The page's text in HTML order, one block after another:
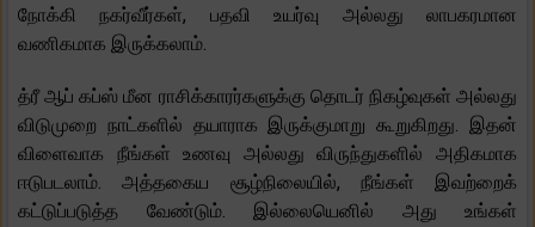
நோக்கி நகர்வீர்கள், பதவி உயர்வு அல்லது லாபகரமான
வணிகமாக இருக்கலாம்.
த்ரீ ஆப் கப்ஸ் மீன ராசிக்காரர்களுக்கு தொடர் நிகழ்வுகள் அல்லது
விடுமுறை நாட்களில் தயாராக இருக்குமாறு கூறுகிறது. இதன்
விளைவாக நீங்கள் உணவு அல்லது விருந்துகளில் அதிகமாக
ஈடுபடலாம். அத்தகைய சூழ்நிலையில், நீங்கள் இவற்றைக்
கட்டுப்படுத்த வேண்டும். இல்லையெனில் அது உங்கள்